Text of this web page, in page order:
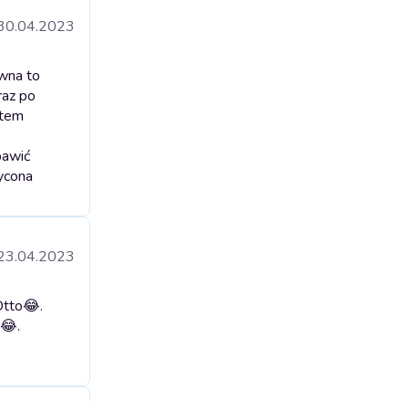
to
po